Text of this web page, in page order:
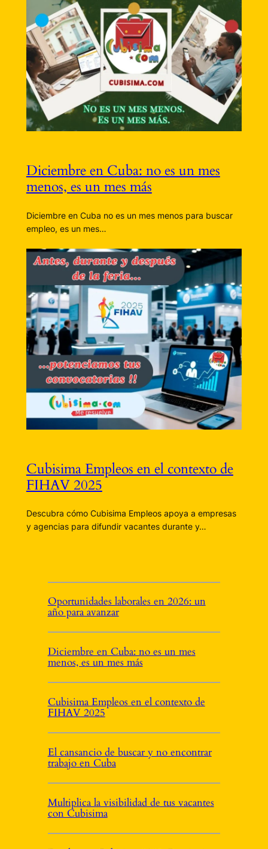
Diciembre en Cuba: no es un mes
menos, es un mes más
Diciembre en Cuba no es un mes menos para buscar
empleo, es un mes…
Cubisima Empleos en el contexto de
FIHAV 2025
Descubra cómo Cubisima Empleos apoya a empresas
y agencias para difundir vacantes durante y…
Oportunidades laborales en 2026: un
año para avanzar
Diciembre en Cuba: no es un mes
menos, es un mes más
Cubisima Empleos en el contexto de
FIHAV 2025
El cansancio de buscar y no encontrar
trabajo en Cuba
Multiplica la visibilidad de tus vacantes
con Cubisima